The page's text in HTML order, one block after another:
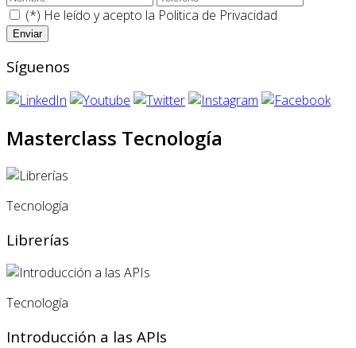
(*) He leído y acepto la Politica de Privacidad
Síguenos
Masterclass Tecnología
Tecnología
Librerías
Tecnología
Introducción a las APIs